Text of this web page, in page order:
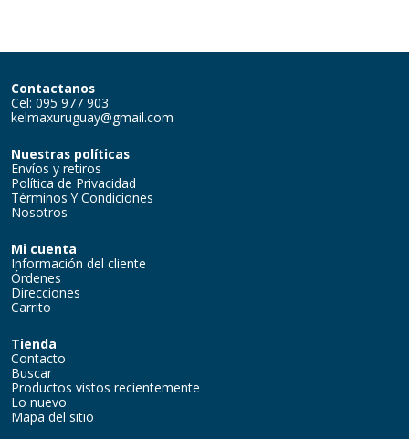
Contactanos
Cel: 095 977 903
kelmaxuruguay@gmail.com
Nuestras políticas
Envíos y retiros
Política de Privacidad
Términos Y Condiciones
Nosotros
Mi cuenta
Información del cliente
Órdenes
Direcciones
Carrito
Tienda
Contacto
Buscar
Productos vistos recientemente
Lo nuevo
Mapa del sitio